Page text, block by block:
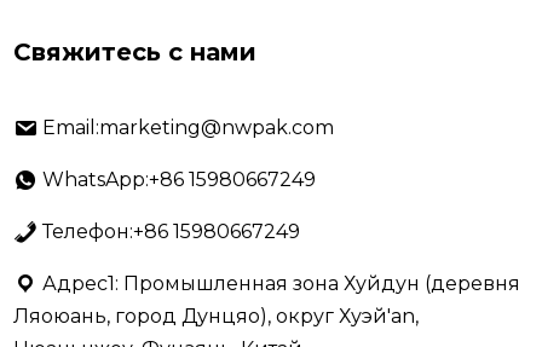
Свяжитесь с нами
Email:marketing@nwpak.com
WhatsApp:+86 15980667249
Телефон:+86 15980667249
Адрес1: Промышленная зона Хуйдун (деревня
Ляоюань, город Дунцяо), округ Хуэй'an,